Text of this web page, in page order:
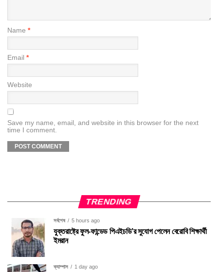
Name *
Email *
Website
Save my name, email, and website in this browser for the next
time I comment.
TRENDING
সর্বশেষ 5 hours ago
যুক্তরাষ্ট্রে ফুল-ফান্ডেড পিএইচডি’র সুযোগ পেলেন বেরোবি শিক্ষার্থী
ইমরান
ক্যাম্পাস 1 day ago